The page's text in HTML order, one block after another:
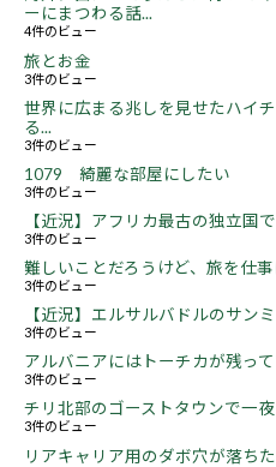
ーにまつわる話...
4件のビュー
旅とお金
3件のビュー
世界に広まる兆しを見せたハイ
る...
3件のビュー
1079 綺麗な部屋にしたい
3件のビュー
【近況】アフリカ最古の独立国
3件のビュー
難しいことだろうけど、旅を仕
3件のビュー
【近況】エルサルバドルのサン
3件のビュー
アルバニアにはトーチカが残っ
3件のビュー
チリ北部のゴーストタウンで一
3件のビュー
リアキャリア用のダボ穴が落ち